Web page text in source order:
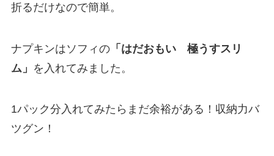
折るだけなので簡単。
ナプキンはソフィの「はだおもい 極うすスリ
ム」 を入れてみました。
1パック分入れてみたらまだ余裕がある！収納力バ
ツグン！